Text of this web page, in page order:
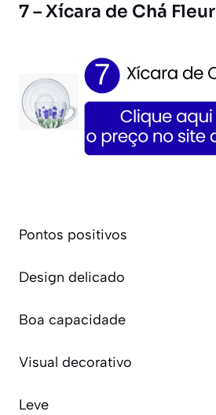
7 – Xícara de Chá Fleur
Pontos positivos
Design delicado
Boa capacidade
Visual decorativo
Leve